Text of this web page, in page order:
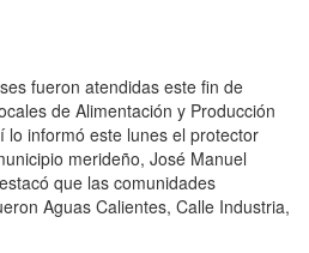
fueron atendidas este fin de
de Alimentación y Producción
lo informó este lunes el protector
merideño, José Manuel
que las comunidades
Aguas Calientes, Calle Industria,